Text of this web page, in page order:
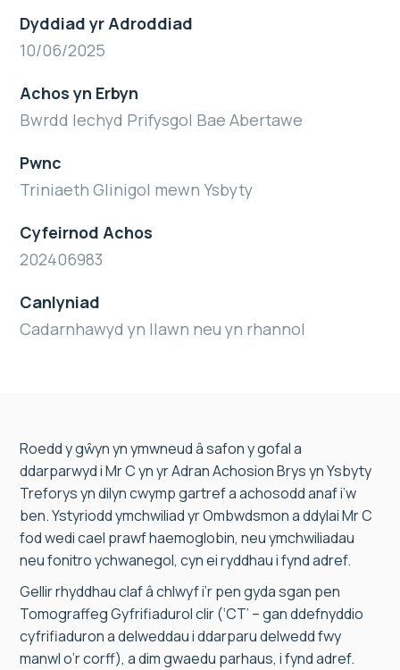
Dyddiad yr Adroddiad
10/06/2025
Achos yn Erbyn
Bwrdd Iechyd Prifysgol Bae Abertawe
Pwnc
Triniaeth Glinigol mewn Ysbyty
Cyfeirnod Achos
202406983
Canlyniad
Cadarnhawyd yn llawn neu yn rhannol
Roedd y gŵyn yn ymwneud â safon y gofal a
ddarparwyd i Mr C yn yr Adran Achosion Brys yn Ysbyty
Treforys yn dilyn cwymp gartref a achosodd anaf i’w
ben. Ystyriodd ymchwiliad yr Ombwdsmon a ddylai Mr C
fod wedi cael prawf haemoglobin, neu ymchwiliadau
neu fonitro ychwanegol, cyn ei ryddhau i fynd adref.
Gellir rhyddhau claf â chlwyf i’r pen gyda sgan pen
Tomograffeg Gyfrifiadurol clir (‘CT’ – gan ddefnyddio
cyfrifiaduron a delweddau i ddarparu delwedd fwy
manwl o’r corff), a dim gwaedu parhaus, i fynd adref.